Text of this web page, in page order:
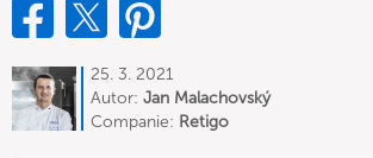
25. 3. 2021
Autor: Jan Malachovský
Companie: Retigo